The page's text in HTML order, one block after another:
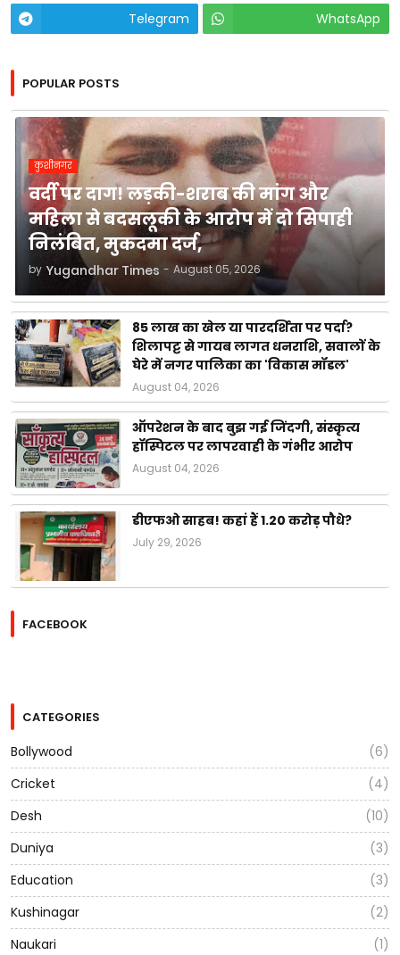
Telegram
WhatsApp
POPULAR POSTS
कुशीनगर
वर्दी पर दाग! लड़की-शराब की मांग और
महिला से बदसलूकी के आरोप में दो सिपाही
निलंबित, मुकदमा दर्ज,
by Yugandhar Times - August 05, 2026
85 लाख का खेल या पारदर्शिता पर पर्दा?
शिलापट्ट से गायब लागत धनराशि, सवालों के
घेरे में नगर पालिका का 'विकास मॉडल'
August 04, 2026
ऑपरेशन के बाद बुझ गई जिंदगी, संस्कृत्य
हॉस्पिटल पर लापरवाही के गंभीर आरोप
August 04, 2026
डीएफओ साहब! कहां हैं 1.20 करोड़ पौधे?
July 29, 2026
FACEBOOK
CATEGORIES
Bollywood
(6)
Cricket
(4)
Desh
(10)
Duniya
(3)
Education
(3)
Kushinagar
(2)
Naukari
(1)